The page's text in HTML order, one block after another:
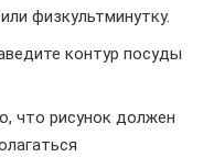
физкультминутку.
контур посуды
что рисунок должен